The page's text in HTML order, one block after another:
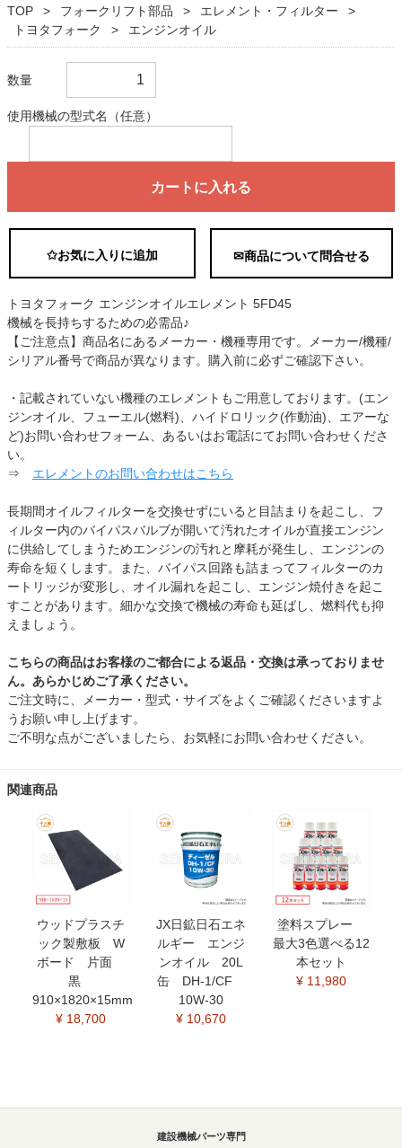
TOP
フォークリフト部品
エレメント・フィルター
トヨタフォーク
エンジンオイル
数量
使用機械の型式名（任意）
カートに入れる
✩お気に入りに追加 ✉商品について問合せる
トヨタフォーク エンジンオイルエレメント 5FD45
機械を長持ちするための必需品♪
【ご注意点】商品名にあるメーカー・機種専用です。メーカー/機種/
シリアル番号で商品が異なります。購入前に必ずご確認下さい。
・記載されていない機種のエレメントもご用意しております。(エン
ジンオイル、フューエル(燃料)、ハイドロリック(作動油)、エアーな
ど)お問い合わせフォーム、あるいはお電話にてお問い合わせくださ
い。
⇒ エレメントのお問い合わせはこちら
長期間オイルフィルターを交換せずにいると目詰まりを起こし、フ
ィルター内のバイパスバルブが開いて汚れたオイルが直接エンジン
に供給してしまうためエンジンの汚れと摩耗が発生し、エンジンの
寿命を短くします。また、バイパス回路も詰まってフィルターのカ
ートリッジが変形し、オイル漏れを起こし、エンジン焼付きを起こ
すことがあります。細かな交換で機械の寿命も延ばし、燃料代も抑
えましょう。
こちらの商品はお客様のご都合による返品・交換は承っておりませ
ん。あらかじめご了承ください。
ご注文時に、メーカー・型式・サイズをよくご確認くださいますよ
うお願い申し上げます。
ご不明な点がございましたら、お気軽にお問い合わせください。
関連商品
ウッドプラスチ
ック製敷板 W
ボード 片面
黒
910×1820×15mm
¥ 18,700
JX日鉱日石エネ
ルギー エンジ
ンオイル 20L
缶 DH-1/CF
10W-30
¥ 10,670
塗料スプレー
最大3色選べる12
本セット
¥ 11,980
建設機械パーツ専門